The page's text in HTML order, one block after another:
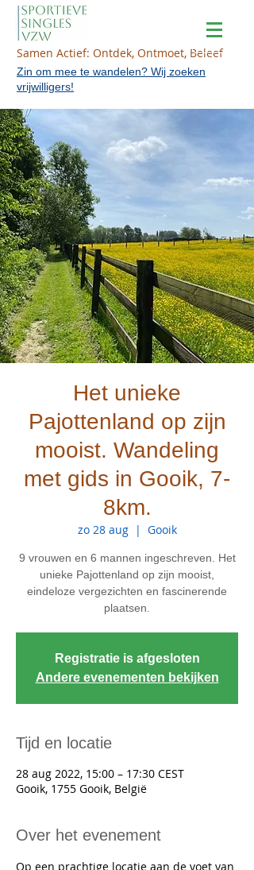
Samen Actief: Ontdek, Ontmoet, Beleef
Zin om mee te wandelen? Wij zoeken
vrijwilligers!
Het unieke
Pajottenland op zijn
mooist. Wandeling
met gids in Gooik, 7-
8km.
zo 28 aug
  |
Gooik
9 vrouwen en 6 mannen ingeschreven. Het
unieke Pajottenland op zijn mooist,
eindeloze vergezichten en fascinerende
plaatsen.
Registratie is afgesloten
Andere evenementen bekijken
Tijd en locatie
28 aug 2022, 15:00 – 17:30 CEST
Gooik, 1755 Gooik, België
Over het evenement
Op een prachtige locatie aan de voet van